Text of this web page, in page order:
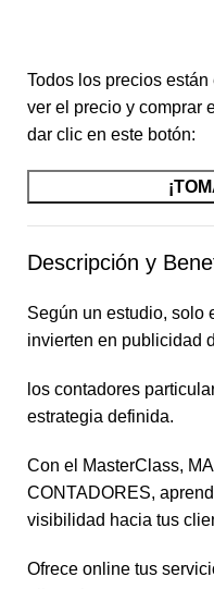
Todos los precios
ver el precio y comprar
dar clic en este botón:
Descripción y
Según un estudio, solo
invierten en publicidad
los contadores
estrategia definida.
Con el MasterClass,
CONTADORES,
visibilidad hacia tus
Ofrece online tus